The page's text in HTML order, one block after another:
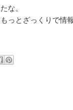
な。
っとざっくりで情